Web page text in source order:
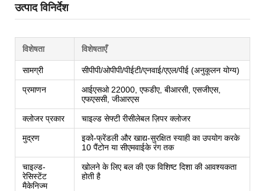
उत्पाद विनिर्देश
विशेषता विशेषताएँ
सामग्री सीपीपी/ओपीपी/पीईटी/एनवाई/एएल/पीई (अनुकूलन योग्य)
प्रमाणन
आईएसओ 22000, एफडीए, बीआरसी, एसजीएस,
एफएससी, जीआरएस
क्लोजर प्रकार चाइल्ड सेफ्टी रीसीलेबल ज़िपर क्लोजर
मुद्रण
इको-फ्रेंडली और खाद्य-सुरक्षित स्याही का उपयोग करके
10 पैंटोन या सीएमवाईके रंग तक
चाइल्ड-
रेसिस्टेंट
मैकेनिज्म
खोलने के लिए बल की एक विशिष्ट दिशा की आवश्यकता
होती है